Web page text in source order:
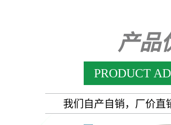
产品
PRODUCT
我们自产自销，厂价直